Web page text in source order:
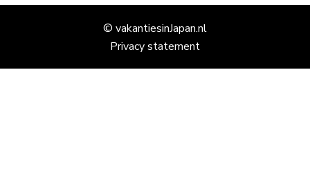
© vakantiesinJapan.nl
Privacy statement